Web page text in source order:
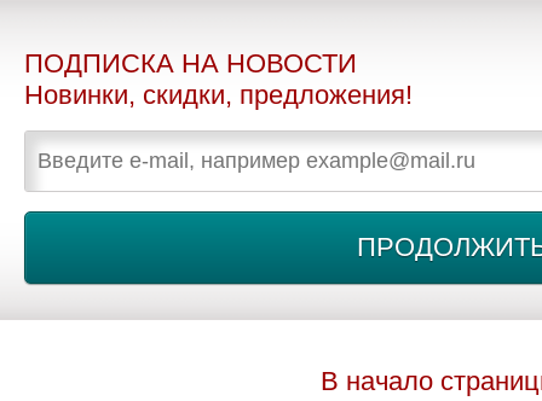
ПОДПИСКА НА НОВОСТИ
Новинки, скидки, предложения!
В начало